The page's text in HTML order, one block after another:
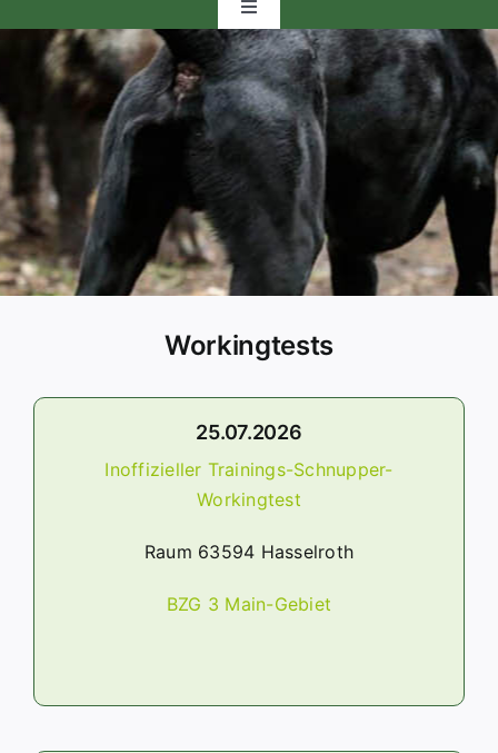
Toggle
Navigation
Startseite
Vorstand
Bezirksgruppen
Fortbildung
Workingtests
25.07.2026
Inoffizieller Trainings-Schnupper-
Workingtest
Raum 63594 Hasselroth
BZG 3 Main-Gebiet